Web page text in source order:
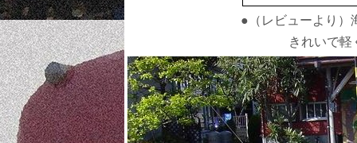
●（レビューより）
きれいで軽